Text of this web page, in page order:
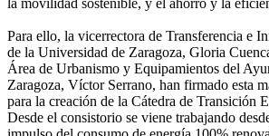
la movilidad sostenible, y el ahorro y la
Para ello, la vicerrectora de Transferencia e
de la Universidad de Zaragoza, Gloria
Área de Urbanismo y Equipamientos del
Zaragoza, Víctor Serrano, han firmado esta
para la creación de la Cátedra de Transición
Desde el consistorio se viene trabajando